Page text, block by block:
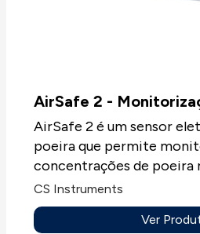
AirSafe 2 -
partículas ambientais
AirSafe 2 é um sensor
poeira que permite
concentrações de poeira
diferentes áreas de
sistemas de controle,
caldeiras e estações de
CS Instruments
Ver